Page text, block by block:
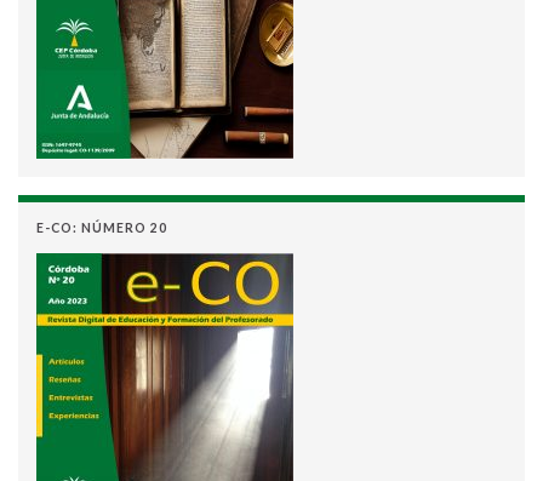
E-CO: NÚMERO 20